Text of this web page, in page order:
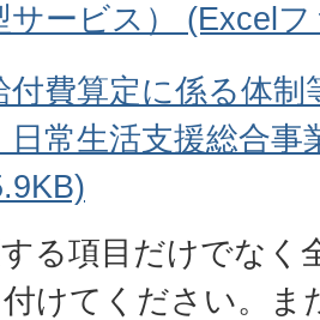
サービス） (Excel
付費算定に係る体制
日常生活支援総合事
る項目だけでなく
けてください。ま